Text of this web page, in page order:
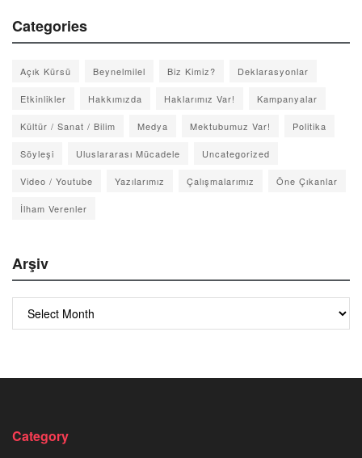
Categories
Açık Kürsü Beynelmilel Biz Kimiz? Deklarasyonlar
Etkinlikler Hakkımızda Haklarımız Var! Kampanyalar
Kültür / Sanat / Bilim Medya Mektubumuz Var! Politika
Söyleşi Uluslararası Mücadele Uncategorized
Video / Youtube Yazılarımız Çalışmalarımız Öne Çıkanlar
İlham Verenler
Arşiv
Arşiv
Category